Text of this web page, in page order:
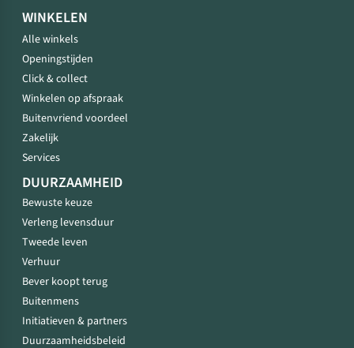
WINKELEN
Alle winkels
Openingstijden
Click & collect
Winkelen op afspraak
Buitenvriend voordeel
Zakelijk
Services
DUURZAAMHEID
Bewuste keuze
Verleng levensduur
Tweede leven
Verhuur
Bever koopt terug
Buitenmens
Initiatieven & partners
Duurzaamheidsbeleid